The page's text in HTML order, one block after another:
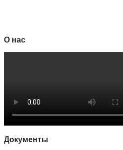
О нас
Документы